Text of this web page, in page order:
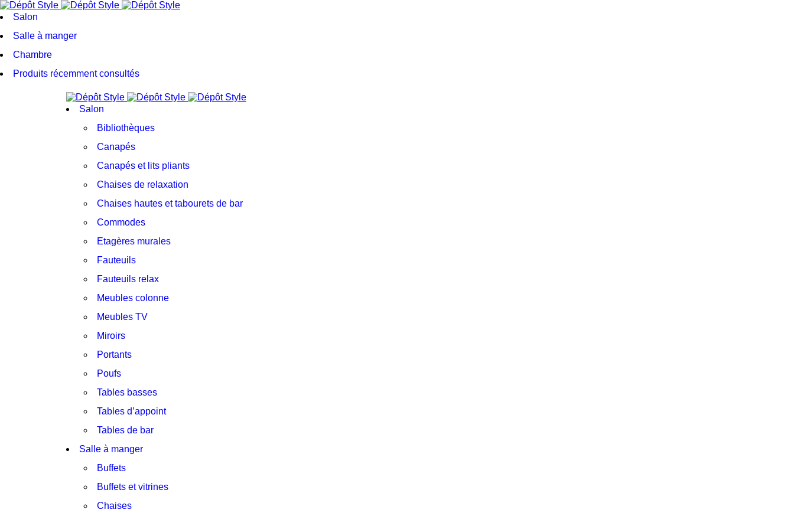
Salon
Salle à manger
Chambre
Produits récemment consultés
Salon
Bibliothèques
Canapés
Canapés et lits pliants
Chaises de relaxation
Chaises hautes et tabourets de bar
Commodes
Etagères murales
Fauteuils
Fauteuils relax
Meubles colonne
Meubles TV
Miroirs
Portants
Poufs
Tables basses
Tables d’appoint
Tables de bar
Salle à manger
Buffets
Buffets et vitrines
Chaises